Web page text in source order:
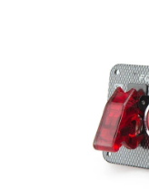
AUTOPOTAHY ŠITÉ
AUTODOPLŇKY